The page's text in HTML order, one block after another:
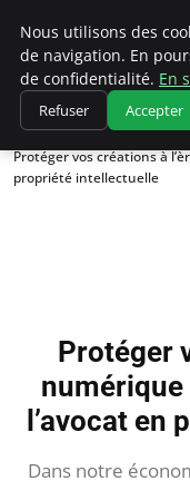
Chasseur De
Accueil
Formation
Protéger vos créations à
propriété intellectuelle
Protéger
numérique
l’avocat
Dans notre
Nous utilisons des
de navigation. En
de confidentialité. En
Refuser Accepter